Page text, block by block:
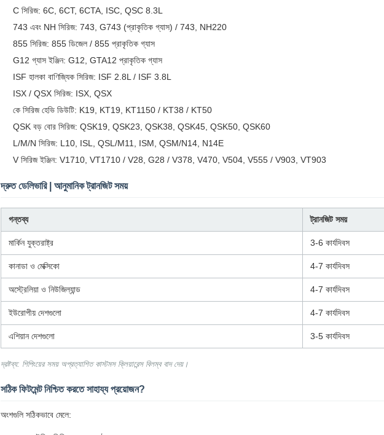
C সিরিজ: 6C, 6CT, 6CTA, ISC, QSC 8.3L
743 এবং NH সিরিজ: 743, G743 (প্রাকৃতিক গ্যাস) / 743, NH220
855 সিরিজ: 855 ডিজেল / 855 প্রাকৃতিক গ্যাস
G12 গ্যাস ইঞ্জিন: G12, GTA12 প্রাকৃতিক গ্যাস
ISF হালকা বাণিজ্যিক সিরিজ: ISF 2.8L / ISF 3.8L
ISX / QSX সিরিজ: ISX, QSX
কে সিরিজ হেভি ডিউটি: K19, KT19, KT1150 / KT38 / KT50
QSK বড় বোর সিরিজ: QSK19, QSK23, QSK38, QSK45, QSK50, QSK60
L/M/N সিরিজ: L10, ISL, QSL/M11, ISM, QSM/N14, N14E
V সিরিজ ইঞ্জিন: V1710, VT1710 / V28, G28 / V378, V470, V504, V555 / V903, VT903
দ্রুত ডেলিভারি | আনুমানিক ট্রানজিট সময়
গন্তব্য ট্রানজিট সময়
মার্কিন যুক্তরাষ্ট্র 3-6 কার্যদিবস
কানাডা ও মেক্সিকো 4-7 কার্যদিবস
অস্ট্রেলিয়া ও নিউজিল্যান্ড 4-7 কার্যদিবস
ইউরোপীয় দেশগুলো 4-7 কার্যদিবস
এশিয়ান দেশগুলো 3-5 কার্যদিবস
দ্রষ্টব্য: শিপিংয়ের সময় অপ্রত্যাশিত কাস্টমস ক্লিয়ারেন্স বিলম্ব বাদ দেয়।
সঠিক ফিটমেন্ট নিশ্চিত করতে সাহায্য প্রয়োজন?
অংশগুলি সঠিকভাবে মেলে: